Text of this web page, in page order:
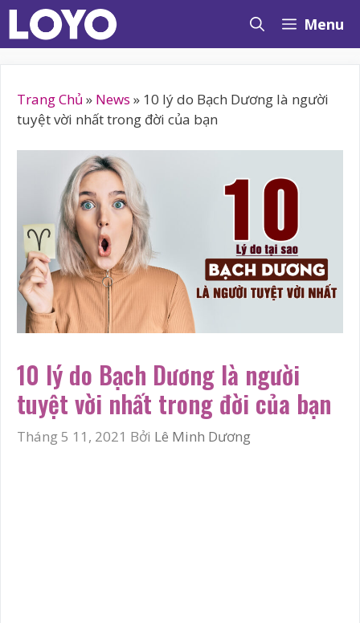
Chuyển
đến
nội
Menu
Trang Chủ » News » 10 lý do Bạch Dương là người
tuyệt vời nhất trong đời của bạn
10 lý do Bạch Dương là người
tuyệt vời nhất trong đời của bạn
Tháng 5 11, 2021 Bởi Lê Minh Dương